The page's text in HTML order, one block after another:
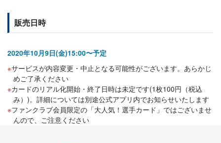
販売日時
2020年10月9日(金)15:00〜予定
サービスが内容変更・中止となる可能性がございます。あらかじ
めご了承ください
カードのリアル化開始・終了日時は未定です(1枚100円（税込
み）)。詳細については別途公式アプリ内でお知らせいたします
ファンクラブ会員限定の「大人気！選手カード」ではございませ
んので、ご注意ください